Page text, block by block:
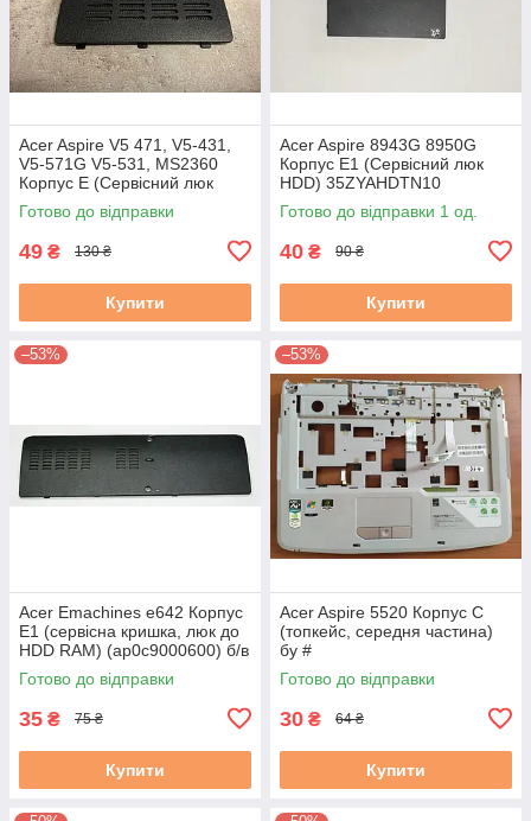
Acer Aspire V5 471, V5-431,
V5-571G V5-531, MS2360
Корпус E (Сервісний люк
ОЗУ) 60.4vm58.001 #
Готово до відправки
49 ₴ 130 ₴
Купити
Acer Aspire 8943G 8950G
Корпус E1 (Сервісний люк
HDD) 35ZYAHDTN10
ZYE35ZYAHDTN10
Готово до відправки 1 од.
40 ₴ 90 ₴
Купити
–53%
Acer Emachines e642 Корпус
E1 (сервісна кришка, люк до
HDD RAM) (ap0c9000600) б/в
#
Готово до відправки
35 ₴ 75 ₴
Купити
–53%
Acer Aspire 5520 Корпус C
(топкейс, середня частина)
бу #
Готово до відправки
30 ₴ 64 ₴
Купити